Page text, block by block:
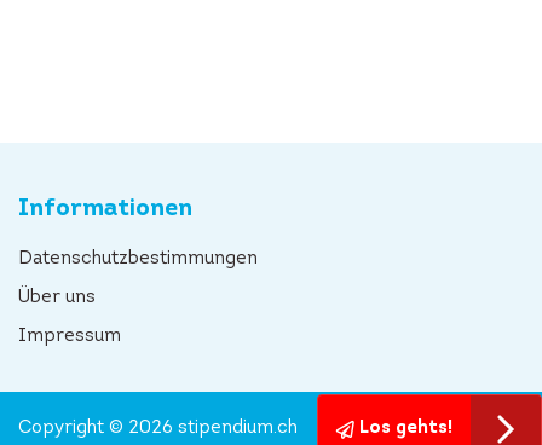
Informationen
Datenschutzbestimmungen
Über uns
Impressum
Los gehts!
Copyright © 2026 stipendium.ch